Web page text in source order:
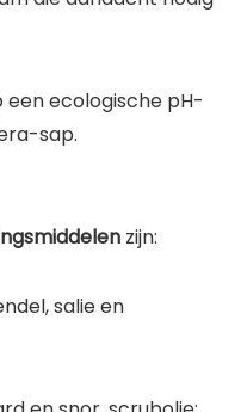
een ecologische pH-
sap.
zijn:
salie en